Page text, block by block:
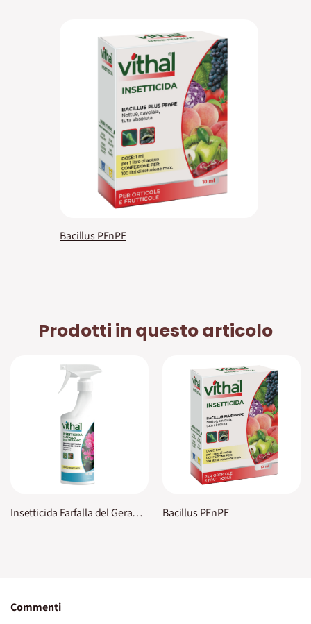
Bacillus PFnPE
Prodotti in questo articolo
Insetticida Farfalla del Geranio Vithal Bacillus PFnPE
Commenti